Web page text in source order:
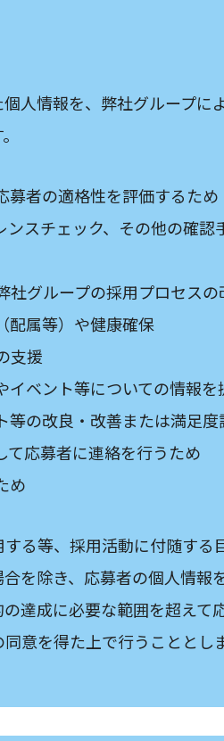
人情報を、弊社グループに
募者の適格性を評価するた
スチェック、その他の確認
社グループの採用プロセスの
配属等）や健康確保
支援
ベント等についての情報を
等の改良・改善または満足度
て応募者に連絡を行うため
め
る等、採用活動に付随する
を除き、応募者の個人情報
達成に必要な範囲を超えて
意を得た上で行うこととしま